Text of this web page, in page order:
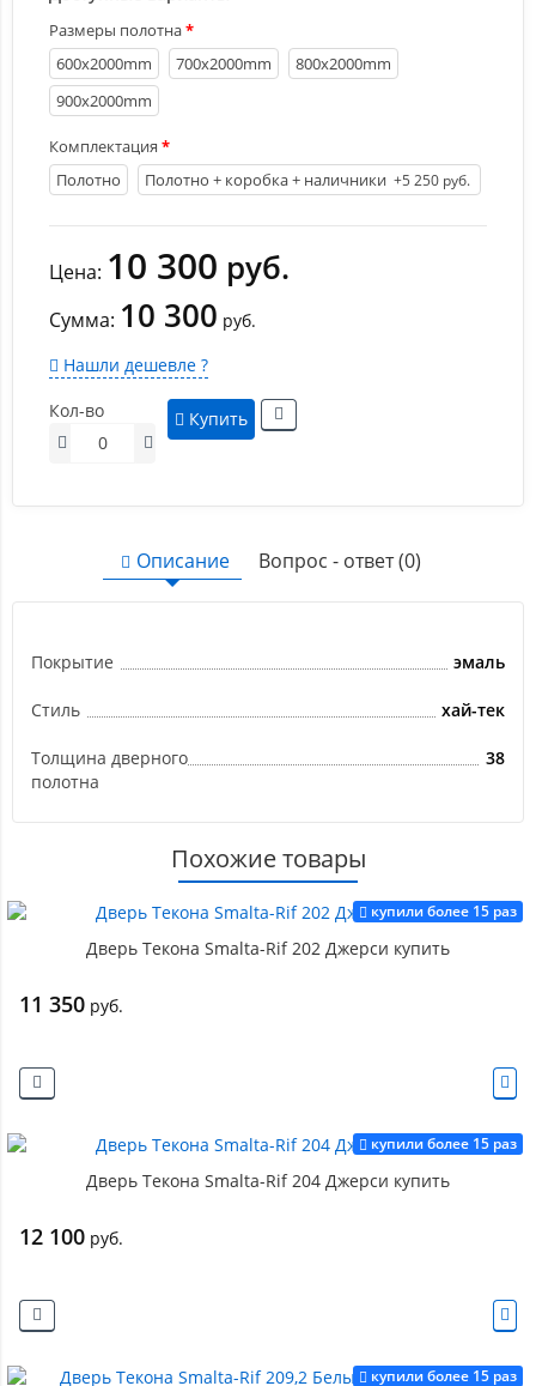
Размеры полотна
600х2000mm
700х2000mm
800х2000mm
900х2000mm
Комплектация
Полотно
Полотно + коробка + наличники +5 250 руб.
Цена: 10 300 руб.
Сумма: 10 300 руб.
Нашли дешевле ?
Кол-во
Купить
Описание Вопрос - ответ (0)
Покрытие эмаль
Стиль хай-тек
Толщина дверного
полотна
38
Похожие товары
купили более 15 раз
Дверь Текона Smalta-Rif 202 Джерси купить
11 350 руб.
купили более 15 раз
Дверь Текона Smalta-Rif 204 Джерси купить
12 100 руб.
купили более 15 раз